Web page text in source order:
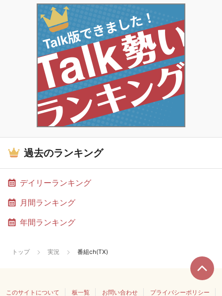
過去のランキング
デイリーランキング
月間ランキング
年間ランキング
トップ 実況 番組ch(TX)
このサイトについて 板一覧 お問い合わせ プライバシーポリシー